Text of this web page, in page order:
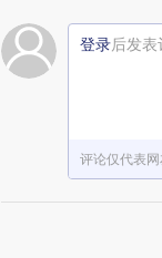
登录后发
评论仅代表